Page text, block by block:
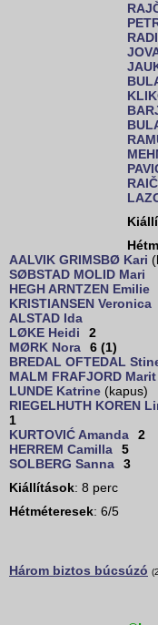
AALVIK GRIMSBØ Kari
SØBSTAD MOLID Mari
HEGH ARNTZEN Emilie
KRISTIANSEN Veronica
ALSTAD Ida
LØKE Heidi
2
MØRK Nora
6 (1)
BREDAL OFTEDAL
MALM FRAFJORD Marit
LUNDE Katrine (kapus)
RIEGELHUTH KOREN
1
KURTOVIĆ Amanda
2
HERREM Camilla
5
SOLBERG Sanna
3
Kiállítások: 8 perc
Hétméteresek: 6/5
Három biztos búcsúzó